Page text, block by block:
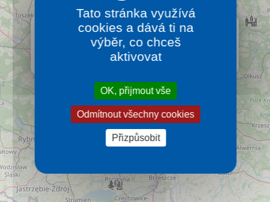
O nás
Kontakt
Województwo śląskie
Území polských Beskyd a známá oblast pro relaxaci.
Tato stránka využívá
cookies a dává ti na
výběr, co chceš
aktivovat
OK, přijmout vše
Odmítnout všechny cookies
Přizpůsobit